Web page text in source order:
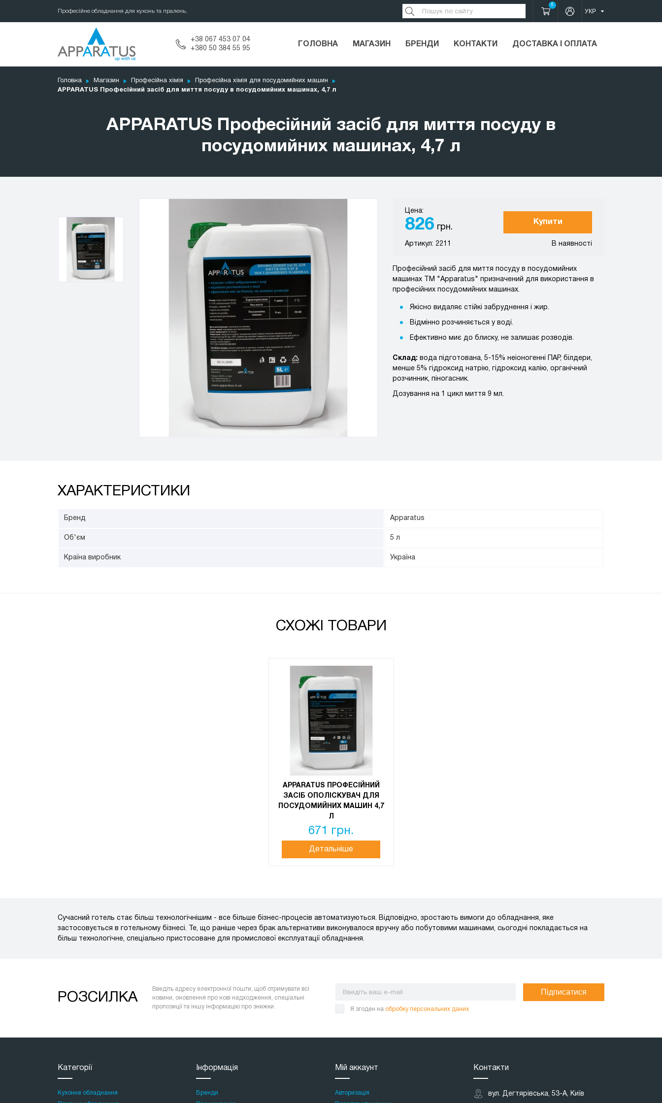
Професійне обладнання для кухонь та пралень.
0
+38 067 453 07 04
+380 50 384 55 95
ГОЛОВНА МАГАЗИН БРЕНДИ КОНТАКТИ ДОСТАВКА І ОПЛАТА
Головна Магазин Професійна хімія
Професійна хімія для посудомийних машин
APPARATUS Професійний засіб для миття посуду в посудомийних машинах, 4,7 л
APPARATUS Професійний засіб для миття посуду в
посудомийних машинах, 4,7 л
Цена:
826 грн.
Купити
Артикул: 2211 В наявності
Професійний засіб для миття посуду в посудомийних
машинах ТМ "Apparatus" призначений для використання в
професійних посудомийних машинах.
Якісно видаляє стійкі забруднення і жир.
Відмінно розчиняється у воді.
Ефективно миє до блиску, не залишає розводів.
Склад: вода підготована, 5-15% неіоногенні ПАР, білдери,
менше 5% гідроксид натрію, гідроксид калію, органічний
розчинник, піногасник.
Дозування на 1 цикл миття 9 мл.
ХАРАКТЕРИСТИКИ
Бренд Apparatus
Об'єм 5 л
Країна виробник Україна
СХОЖІ ТОВАРИ
APPARATUS ПРОФЕСІЙНИЙ
ЗАСІБ ОПОЛІСКУВАЧ ДЛЯ
ПОСУДОМИЙНИХ МАШИН 4,7
Л
671 грн.
Детальніше
Сучасний готель стає більш технологічнішим - все більше бізнес-процесів автоматизуються. Відповідно, зростають вимоги до обладнання, яке
застосовується в готельному бізнесі. Те, що раніше через брак альтернативи виконувалося вручну або побутовими машинами, сьогодні покладається на
більш технологічне, спеціально пристосоване для промислової експлуатації обладнання.
РОЗСИЛКА
Введіть адресу електронної пошти, щоб отримувати всі
новини, оновлення про нові надходження, спеціальні
пропозиції та іншу інформацію про знижки.
Я згоден на обробку персональних даних
Підписатися
Категорії
Кухонне обладнання
Інформація
Бренди
Мій аккаунт
Авторизація
Контакти
вул. Дегтярівська, 53-А, Київ